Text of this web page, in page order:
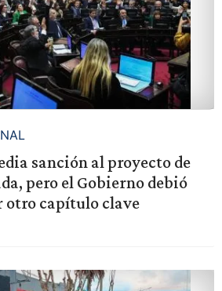
sanción al proyecto de
pero el Gobierno debió
otro capítulo clave